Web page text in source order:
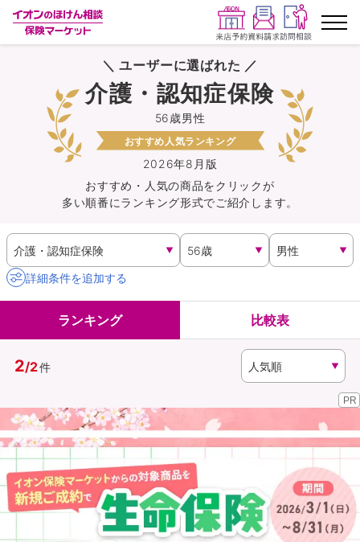
ランキングから探す
保険を比較する
保険会社から探す
イオンカード会員さま専用保険
キャンペーン一覧
イオングループ従業員さま向け
資料請求
（無料）
訪問相談
イオンカード会員さま専用保険
＼ ユーザーに選ばれた ／
2026年8月版
56歳男性
介護・認知症保険
おすすめ人気ランキング
おすすめ・人気の商品をクリックが
多い順番にランキング形式でご紹介します。
詳細条件を追加する
ランキング 比較表
2/2件
PR